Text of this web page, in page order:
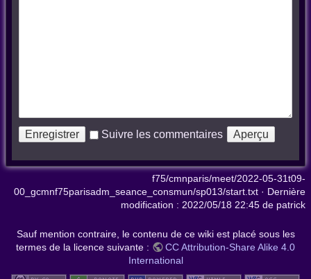
Suivre les commentaires
f75/cmnparis/meet/2022-05-31t09-
00_gcmnf75parisadm_seance_consmun/sp013/start.txt · Dernière
modification : 2022/05/18 22:45 de patrick
Sauf mention contraire, le contenu de ce wiki est placé sous les
termes de la licence suivante :
CC Attribution-Share Alike 4.0
International